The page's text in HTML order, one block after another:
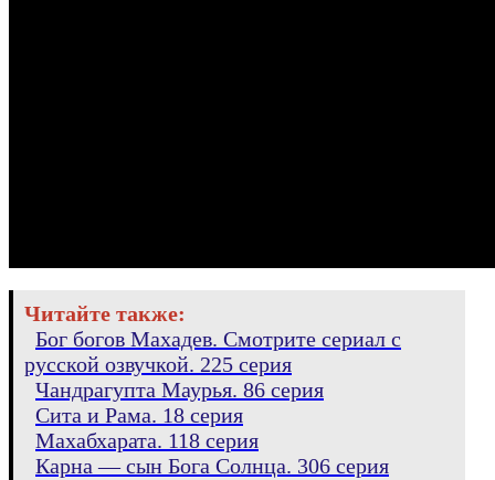
Читайте также:
Бог богов Махадев. Смотрите сериал с
русской озвучкой. 225 серия
Чандрагупта Маурья. 86 серия
Сита и Рама. 18 серия
Махабхарата. 118 серия
Карна — сын Бога Солнца. 306 серия